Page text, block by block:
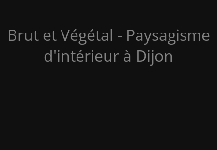
Brut et Végétal - Paysagisme
d'intérieur à Dijon